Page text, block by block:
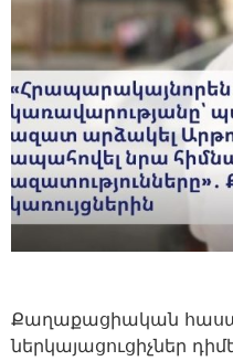
Քաղաքացիական
ներկայացուցիչներ